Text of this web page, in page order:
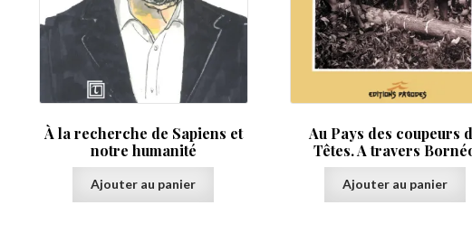
À la recherche de Sapiens et
notre humanité
Ajouter au panier
Au Pays des coupeurs
Têtes. A travers
Ajouter au panier